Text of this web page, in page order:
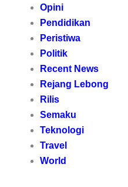
Opini
Pendidikan
Peristiwa
Politik
Recent News
Rejang Lebong
Rilis
Semaku
Teknologi
Travel
World